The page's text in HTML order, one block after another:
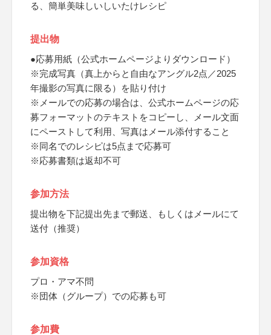
る、簡単美味しいしいたけレシピ
提出物
●応募用紙（公式ホームページよりダウンロード）
※完成写真（真上からと自由なアングル2点／2025
年撮影の写真に限る）を貼り付け
※メールでの応募の場合は、公式ホームページの応
募フォーマットのテキストをコピーし、メール文面
にペーストして利用、写真はメール添付すること
※同名でのレシピは5点まで応募可
※応募書類は返却不可
参加方法
提出物を下記提出先まで郵送、もしくはメールにて
送付（推奨）
参加資格
プロ・アマ不問
※団体（グループ）での応募も可
参加費